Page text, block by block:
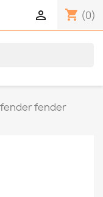
shopping_cart (0)

fender